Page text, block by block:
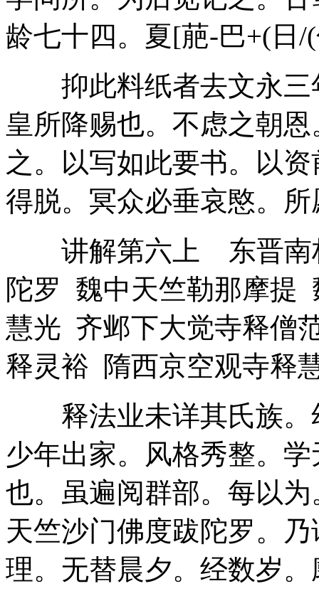
龄七十四。夏[萉-巴+(日/
抑此料纸者去文永三
皇所降赐也。不虑之朝
之。以写如此要书。以
得脱。冥众必垂哀愍。
讲解第六上 东晋南
陀罗 魏中天竺勒那摩提
慧光 齐邺下大觉寺释僧
释灵裕 隋西京空观寺释
释法业未详其氏族。
少年出家。风格秀整。
也。虽遍阅群部。每以
天竺沙门佛度跋陀罗。
理。无替晨夕。经数岁